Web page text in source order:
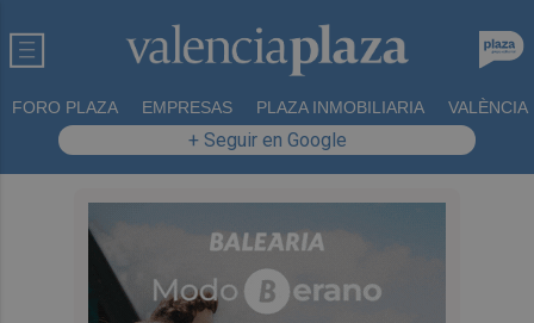
FORO PLAZA EMPRESAS PLAZA INMOBILIARIA VALÈNCIA
+ Seguir en Google